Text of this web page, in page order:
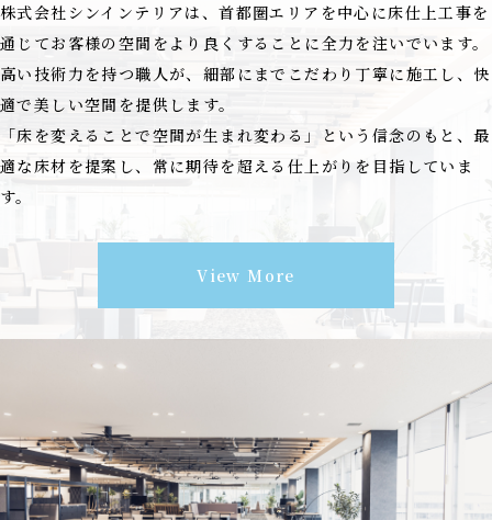
株式会社シンインテリアは、首都圏エリアを中心に床仕上工事を
通じてお客様の空間をより良くすることに全力を注いでいます。
高い技術力を持つ職人が、細部にまでこだわり丁寧に施工し、快
適で美しい空間を提供します。
「床を変えることで空間が生まれ変わる」という信念のもと、最
適な床材を提案し、常に期待を超える仕上がりを目指していま
す。
View More